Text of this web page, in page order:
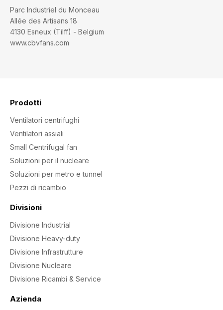
Parc Industriel du Monceau
Allée des Artisans 18
4130 Esneux (Tilff) - Belgium
www.cbvfans.com
Prodotti
Ventilatori centrifughi
Ventilatori assiali
Small Centrifugal fan
Soluzioni per il nucleare
Soluzioni per metro e tunnel
Pezzi di ricambio
Divisioni
Divisione Industrial
Divisione Heavy-duty
Divisione Infrastrutture
Divisione Nucleare
Divisione Ricambi & Service
Azienda